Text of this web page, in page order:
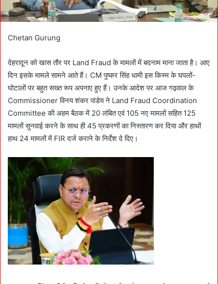
Chetan Gurung
देहरादून को खास तौर पर Land Fraud के मामलों में बदनाम माना जाता है। आए
दिन इसके मामले सामने आते हैं। CM पुष्कर सिंह धामी इस किस्म के घपलों-
घोटालों पर बहुत सख्त रूप अपनाए हुए हैं। उनके आदेश पर आज गढ़वाल के
Commissioner विनय शंकर पांडेय ने Land Fraud Coordination
Committee की अहम बैठक में 20 लंबित एवं 105 नए मामलों सहित 125
मामलों सुनवाई करने के साथ ही 45 प्रकरणों का निस्तारण कर दिया और हाथों
हाथ 24 मामलों में FIR दर्ज कराने के निर्देश दे दिए।